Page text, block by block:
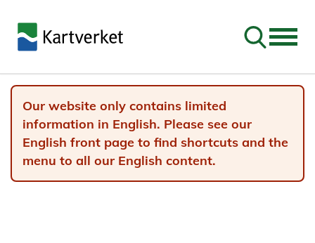
Go to
Our website only contains limited
information in English. Please see our
English front page to find shortcuts and the
menu to all our English content.